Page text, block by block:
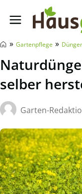
» Gartenpflege » Dünger
selber
Garten-